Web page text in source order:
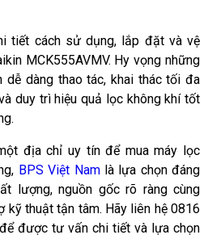
tiết cách sử dụng, lắp đặt và vệ
MCK555AVMV. Hy vọng những
dàng thao tác, khai thác tối đa
duy trì hiệu quả lọc không khí tốt
địa chỉ uy tín để mua máy lọc
BPS Việt Namlà lựa chọn đáng
lượng, nguồn gốc rõ ràng cùng
kỹ thuật tận tâm. Hãy liên hệ 0816
được tư vấn chi tiết và lựa chọn